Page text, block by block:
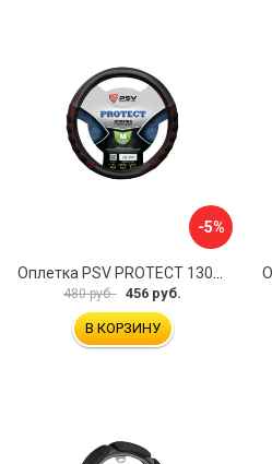
-5%
Оплетка PSV PROTECT 130503
480 руб. 456 руб.
В КОРЗИНУ